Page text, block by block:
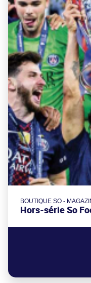
BOUTIQUE SO -
Hors-série So